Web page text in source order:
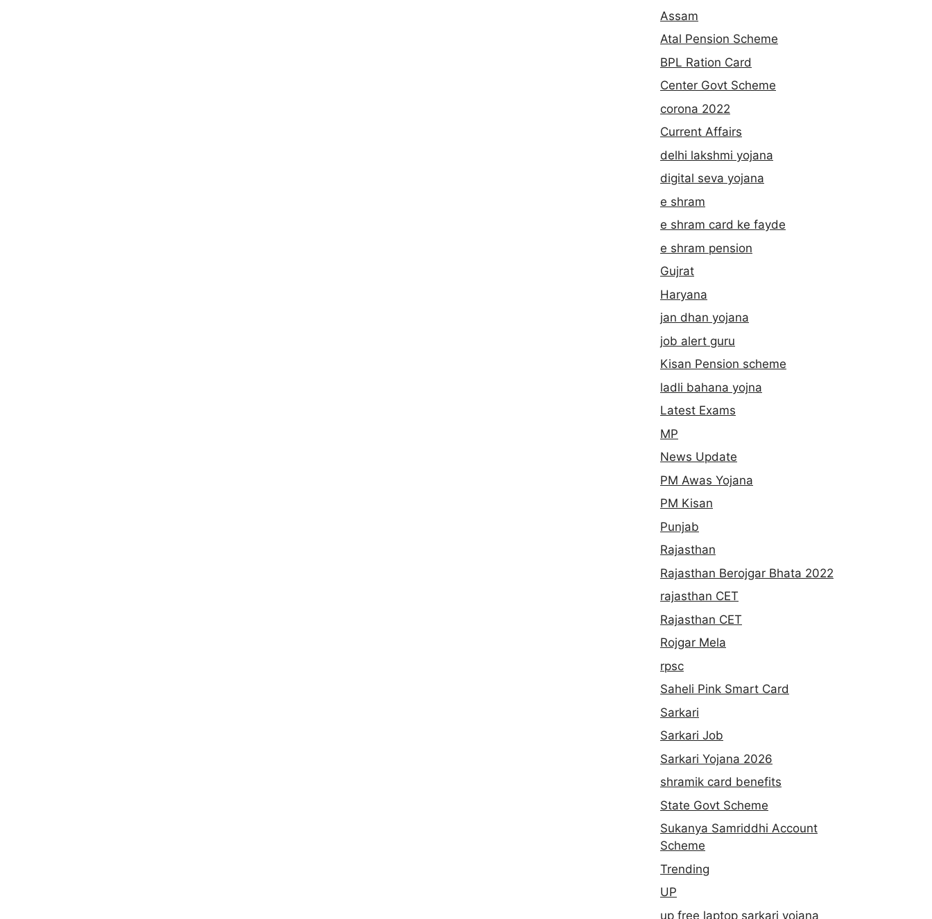
Assam
Atal Pension Scheme
BPL Ration Card
Center Govt Scheme
corona 2022
Current Affairs
delhi lakshmi yojana
digital seva yojana
e shram
e shram card ke fayde
e shram pension
Gujrat
Haryana
jan dhan yojana
job alert guru
Kisan Pension scheme
ladli bahana yojna
Latest Exams
MP
News Update
PM Awas Yojana
PM Kisan
Punjab
Rajasthan
Rajasthan Berojgar Bhata 2022
rajasthan CET
Rajasthan CET
Rojgar Mela
rpsc
Saheli Pink Smart Card
Sarkari
Sarkari Job
Sarkari Yojana 2026
shramik card benefits
State Govt Scheme
Sukanya Samriddhi Account
Scheme
Trending
UP
up free laptop sarkari yojana